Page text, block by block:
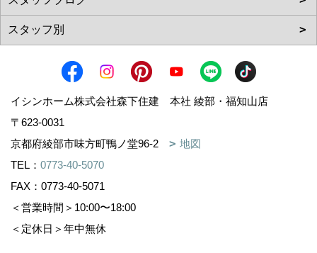
イシンホーム株式会社森下住建 本社 綾部・福知山店
〒623-0031
京都府綾部市味方町鴨ノ堂96-2
地図
TEL： 0773-40-5070
FAX：0773-40-5071
＜営業時間＞10:00〜18:00
＜定休日＞年中無休